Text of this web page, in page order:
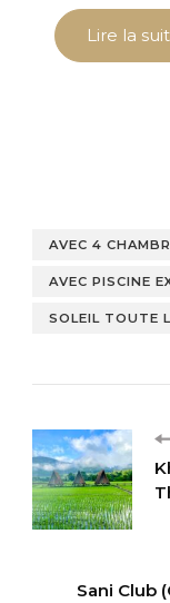
Lire la
AVEC 4
AVEC PISCINE
SOLEIL TOUTE
Sani Club